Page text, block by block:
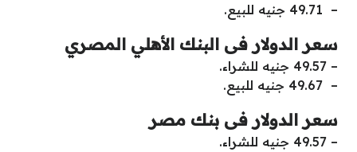
– 49.71 جنيه للبيع.
سعر الدولار فى البنك الأهلي المصري
– 49.57 جنيه للشراء.
– 49.67 جنيه للبيع.
سعر الدولار فى بنك مصر
– 49.57 جنيه للشراء.